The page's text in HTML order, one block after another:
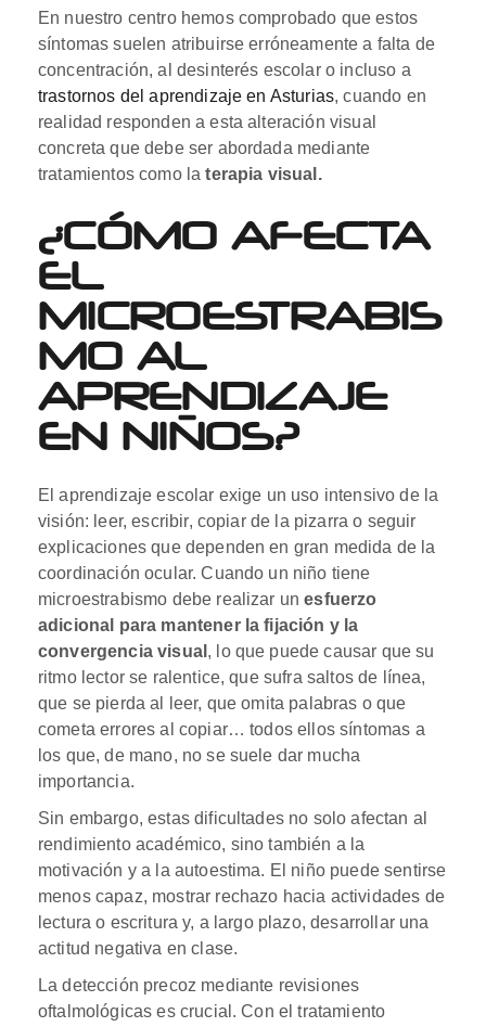
En nuestro centro hemos comprobado que estos
síntomas suelen atribuirse erróneamente a falta de
concentración, al desinterés escolar o incluso a
trastornos del aprendizaje en Asturias, cuando en
realidad responden a esta alteración visual
concreta que debe ser abordada mediante
tratamientos como laterapia visual.
¿CÓMO AFECTA
EL
MICROESTRABIS
MO AL
APRENDIZAJE
EN NIÑOS?
El aprendizaje escolar exige un uso intensivo de la
visión: leer, escribir, copiar de la pizarra o seguir
explicaciones que dependen en gran medida de la
coordinación ocular. Cuando un niño tiene
microestrabismo debe realizar unesfuerzo
adicional para mantener la fijación y la
convergencia visual , lo que puede causar que su
ritmo lector se ralentice, que sufra saltos de línea,
que se pierda al leer, que omita palabras o que
cometa errores al copiar… todos ellos síntomas a
los que, de mano, no se suele dar mucha
importancia.
Sin embargo, estas dificultades no solo afectan al
rendimiento académico, sino también a la
motivación y a la autoestima. El niño puede sentirse
menos capaz, mostrar rechazo hacia actividades de
lectura o escritura y, a largo plazo, desarrollar una
actitud negativa en clase.
La detección precoz mediante revisiones
oftalmológicas es crucial. Con el tratamiento